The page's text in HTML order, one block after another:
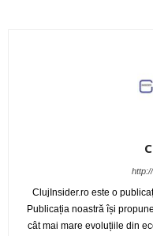
ClujInsider.ro este o
Publicația noastră își
cât mai mare evoluțiile din